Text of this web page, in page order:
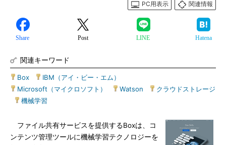
PC用表示
関連情報
Share Post LINE Hatena
関連キーワード
Box IBM（アイ・ビー・エム）
Microsoft（マイクロソフト）
Watson
クラウドストレージ
機械学習
ファイル共有サービスを提供するBoxは、コ
ンテンツ管理ツールに機械学習テクノロジーを